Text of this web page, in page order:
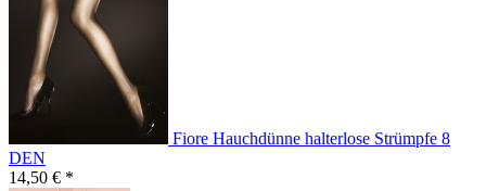
Fiore Hauchdünne halterlose Strümpfe 8
DEN
14,50 € *